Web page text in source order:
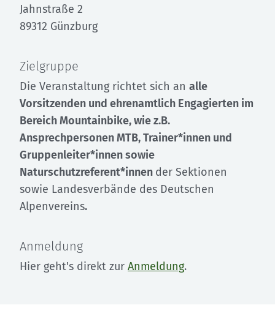
Jahnstraße 2
89312 Günzburg
Zielgruppe
Die Veranstaltung richtet sich an alle
Vorsitzenden und ehrenamtlich Engagierten im
Bereich Mountainbike, wie z.B.
Ansprechpersonen MTB, Trainer*innen und
Gruppenleiter*innen sowie
Naturschutzreferent*innen der Sektionen
sowie Landesverbände des Deutschen
Alpenvereins.
Anmeldung
Hier geht's direkt zur Anmeldung.